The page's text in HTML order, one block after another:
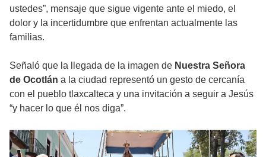
ustedes”, mensaje que sigue vigente ante el miedo, el
dolor y la incertidumbre que enfrentan actualmente las
familias.
Señaló que la llegada de la imagen de Nuestra Señora
de Ocotlán a la ciudad representó un gesto de cercanía
con el pueblo tlaxcalteca y una invitación a seguir a Jesús
“y hacer lo que él nos diga”.